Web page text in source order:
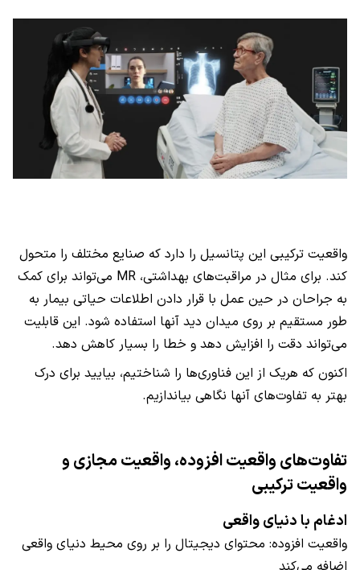
واقعیت ترکیبی این پتانسیل را دارد که صنایع مختلف را متحول
کند. برای مثال در مراقبت‌های بهداشتی، MR می‌تواند برای کمک
به جراحان در حین عمل با قرار دادن اطلاعات حیاتی بیمار به
طور مستقیم بر روی میدان دید آنها استفاده شود. این قابلیت
می‌تواند دقت را افزایش دهد و خطا را بسیار کاهش دهد.
اکنون که هریک از این فناوری‌ها را شناختیم، بیایید برای درک
بهتر به تفاوت‌های آنها نگاهی بیاندازیم.
تفاوت‌های واقعیت افزوده، واقعیت مجازی و
واقعیت ترکیبی
ادغام با دنیای واقعی
واقعیت افزوده: محتوای دیجیتال را بر روی محیط دنیای واقعی